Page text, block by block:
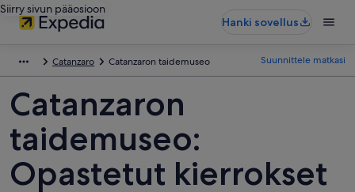
Siirry sivun pääosioon
Hanki sovellus
Catanzaro Catanzaron taidemuseo Suunnittele matkasi
Catanzaron
taidemuseo:
Opastetut kierrokset